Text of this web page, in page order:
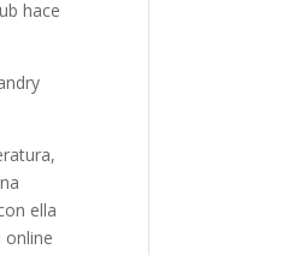
hace
ella
online